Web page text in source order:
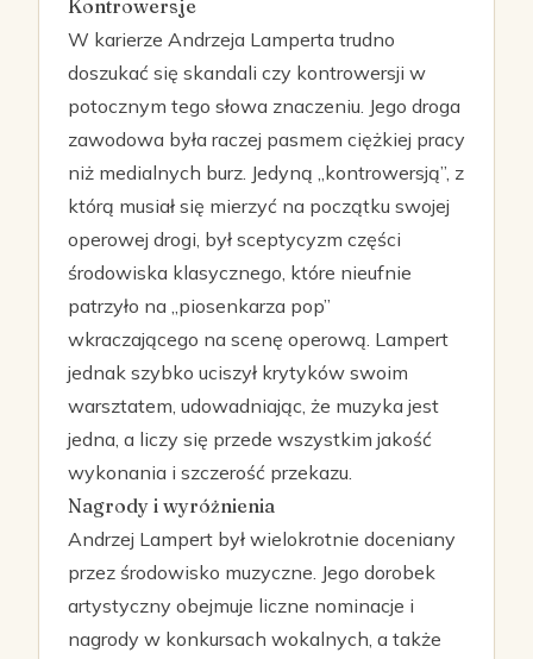
Kontrowersje
W karierze Andrzeja Lamperta trudno
doszukać się skandali czy kontrowersji w
potocznym tego słowa znaczeniu. Jego droga
zawodowa była raczej pasmem ciężkiej pracy
niż medialnych burz. Jedyną „kontrowersją”, z
którą musiał się mierzyć na początku swojej
operowej drogi, był sceptycyzm części
środowiska klasycznego, które nieufnie
patrzyło na „piosenkarza pop”
wkraczającego na scenę operową. Lampert
jednak szybko uciszył krytyków swoim
warsztatem, udowadniając, że muzyka jest
jedna, a liczy się przede wszystkim jakość
wykonania i szczerość przekazu.
Nagrody i wyróżnienia
Andrzej Lampert był wielokrotnie doceniany
przez środowisko muzyczne. Jego dorobek
artystyczny obejmuje liczne nominacje i
nagrody w konkursach wokalnych, a także